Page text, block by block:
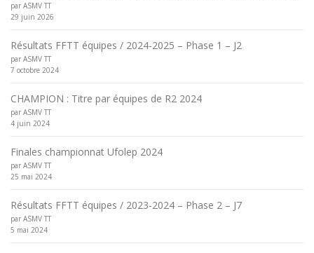
par ASMV TT
29 juin 2026
Résultats FFTT équipes / 2024-2025 – Phase 1 – J2
par ASMV TT
7 octobre 2024
CHAMPION : Titre par équipes de R2 2024
par ASMV TT
4 juin 2024
Finales championnat Ufolep 2024
par ASMV TT
25 mai 2024
Résultats FFTT équipes / 2023-2024 – Phase 2 – J7
par ASMV TT
5 mai 2024